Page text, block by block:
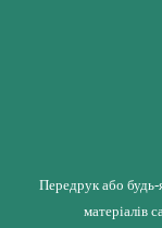
Передрук або будь-
матеріалів